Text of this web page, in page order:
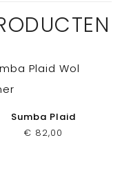
Sumba Plaid
€ 82,00